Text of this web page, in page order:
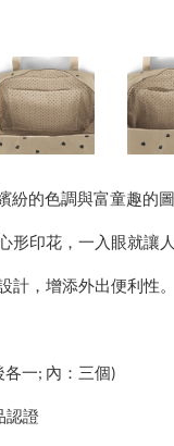
紛的色調與富童趣的
形印花，一入眼就讓
計，增添外出便利性。
一; 內：三個)
認證